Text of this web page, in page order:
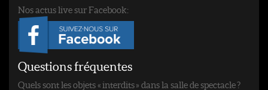
Nos actus live sur Facebook:
Questions fréquentes
Quels sont les objets « interdits » dans la salle de spectacle ?